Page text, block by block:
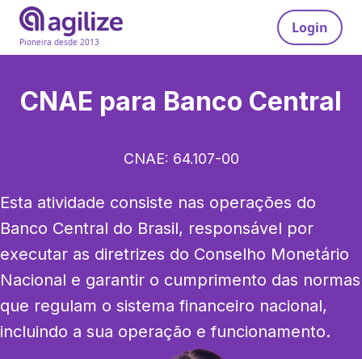
Pioneira desde 2013
Login
CNAE para Banco Central
CNAE: 64.107-00
Esta atividade consiste nas operações do
Banco Central do Brasil, responsável por
executar as diretrizes do Conselho Monetário
Nacional e garantir o cumprimento das normas
que regulam o sistema financeiro nacional,
incluindo a sua operação e funcionamento.